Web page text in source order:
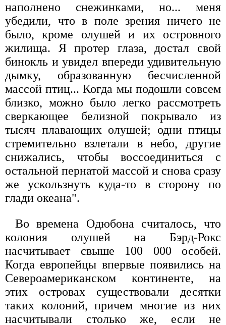
наполнено снежинками, но... меня
убедили, что в поле зрения ничего не
было, кроме олушей и их островного
жилища. Я протер глаза, достал свой
бинокль и увидел впереди удивительную
дымку, образованную бесчисленной
массой птиц... Когда мы подошли совсем
близко, можно было легко рассмотреть
сверкающее белизной покрывало из
тысяч плавающих олушей; одни птицы
стремительно взлетали в небо, другие
снижались, чтобы воссоединиться с
остальной пернатой массой и снова сразу
же ускользнуть куда-то в сторону по
глади океана".
Во времена Одюбона считалось, что
колония олушей на Бэрд-Рокс
насчитывает свыше 100 000 особей.
Когда европейцы впервые появились на
Североамериканском континенте, на
этих островах существовали десятки
таких колоний, причем многие из них
насчитывали столько же, если не